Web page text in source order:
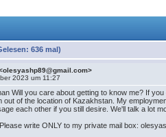
636 mal)
2023 um 11:27
Will you care about getting to know me? If
out of the location of Kazakhstan. My
each other if you still desire. We'll talk a lot
write ONLY to my private mail box: